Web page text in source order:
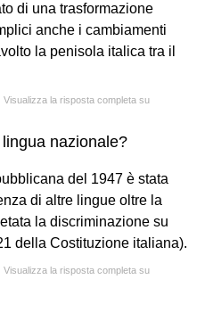
di una trasformazione
anche i cambiamenti
la penisola italica tra il
Visualizza la risposta completa su
nazionale?
del 1947 è stata
di altre lingue oltre la
la discriminazione su
della Costituzione italiana).
Visualizza la risposta completa su